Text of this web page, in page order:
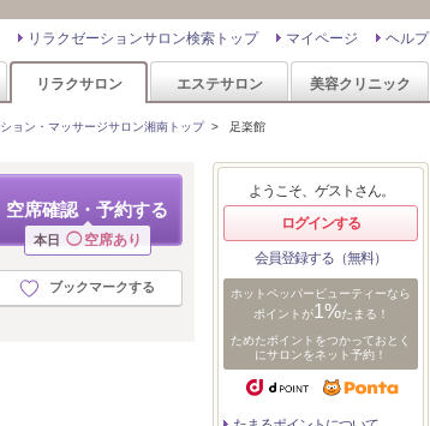
ヘルプ
マイページ
リラクゼーションサロン検索トップ
リラクサロン エステサロン 美容クリニック
ョン・マッサージサロン湘南トップ> 足楽館
空席確認・予約する
本日 ◯ 空席あり
ブックマークする
ようこそ、ゲストさん。
ログインする
会員登録する（無料）
ホットペッパービューティーなら
ポイントが1%たまる！
ためたポイントをつかっておとく
にサロンをネット予約！